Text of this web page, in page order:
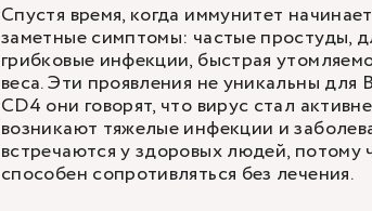
Спустя время, когда иммунитет
заметные симптомы: частые простуды,
грибковые инфекции, быстрая
веса. Эти проявления не уникальны
CD4 они говорят, что вирус стал
возникают тяжелые инфекции и
встречаются у здоровых людей,
способен сопротивляться без лечения.